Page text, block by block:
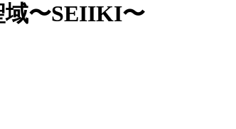
域〜SEIIKI〜